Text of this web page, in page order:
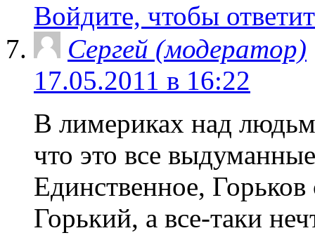
Войдите, чтобы
Сергей (модератор)
17.05.2011 в 16:22
В лимериках над
что это все
Единственное,
Горький, а все-таки